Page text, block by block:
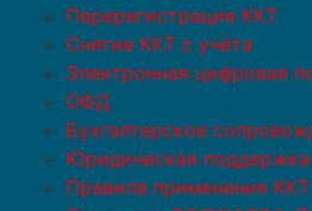
Перерегистрация ККТ
Снятие ККТ с учёта
Электронная цифровая
ОФД
Бухгалтерское
Юридическая поддержка
Правила применения